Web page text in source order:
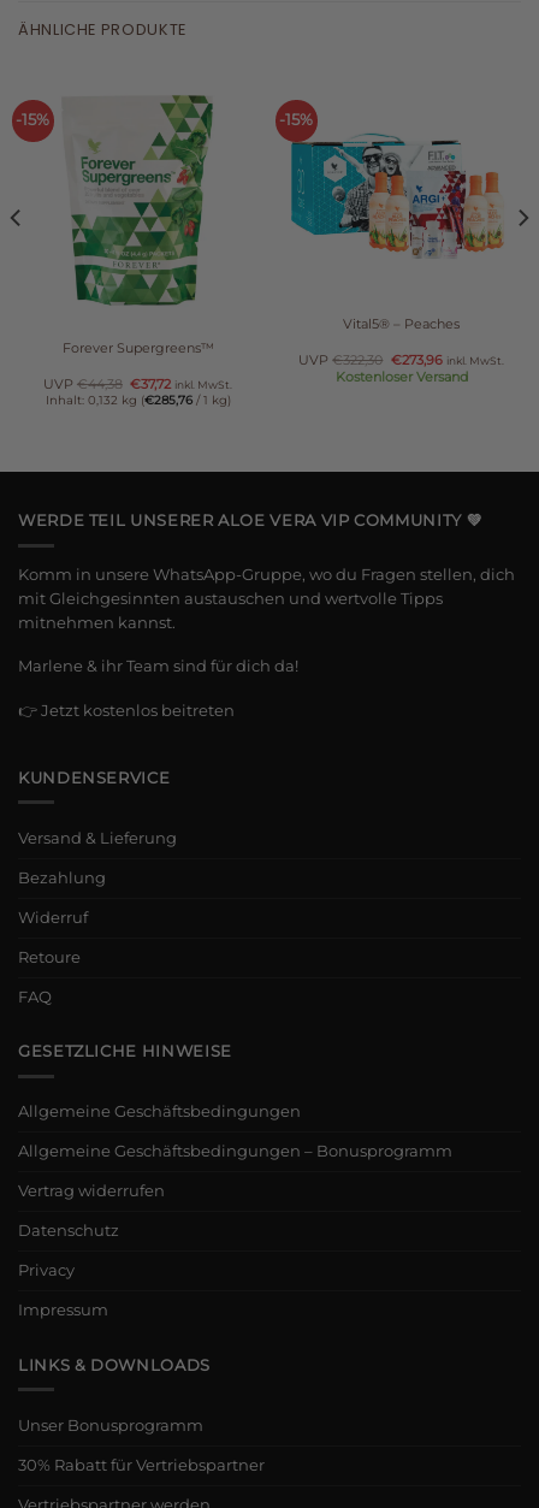
ÄHNLICHE PRODUKTE
-15%
Forever Supergreens™
UVP €44,38 €37,72 inkl. MwSt.
Inhalt: 0,132 kg (€285,76/ 1 kg)
-15%
Vital5® – Peaches
UVP€322,30 €273,96 inkl. MwSt.
Kostenloser Versand
WERDE TEIL UNSERER ALOE VERA VIP COMMUNITY 💚
Komm in unsere WhatsApp-Gruppe, wo du Fragen stellen, dich
mit Gleichgesinnten austauschen und wertvolle Tipps
mitnehmen kannst.
Marlene & ihr Team sind für dich da!
👉 Jetzt kostenlos beitreten
KUNDENSERVICE
Versand & Lieferung
Bezahlung
Widerruf
Retoure
FAQ
GESETZLICHE HINWEISE
Allgemeine Geschäftsbedingungen
Allgemeine Geschäftsbedingungen – Bonusprogramm
Vertrag widerrufen
Datenschutz
Privacy
Impressum
LINKS & DOWNLOADS
Unser Bonusprogramm
30% Rabatt für Vertriebspartner